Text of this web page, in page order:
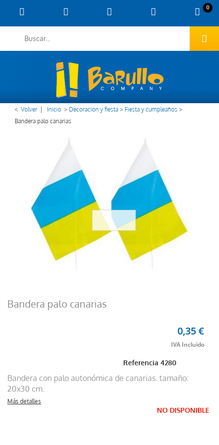
0
< Volver Inicio > Decoracion y fiesta> Fiesta y cumpleaños >
Bandera palo canarias
Bandera palo canarias
Referencia4280
0,35 €
Bandera con palo autonómica de canarias. tamaño:
20x30 cm.
Más detalles
NO DISPONIBLE